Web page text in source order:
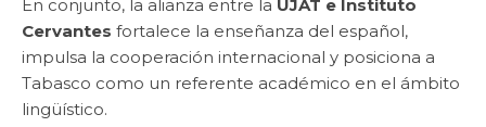
En conjunto, la alianza entre la UJAT e Instituto
Cervantes fortalece la enseñanza del español,
impulsa la cooperación internacional y posiciona a
Tabasco como un referente académico en el ámbito
lingüístico.